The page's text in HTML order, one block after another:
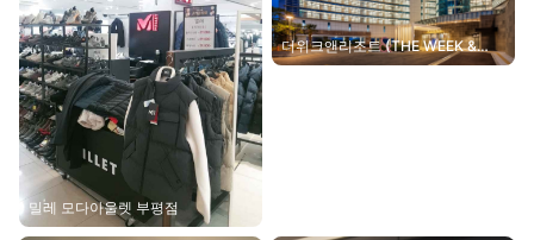
밀레 모다아울렛 부평점
더위크앤리조트 (THE WEEK &
RESORT)